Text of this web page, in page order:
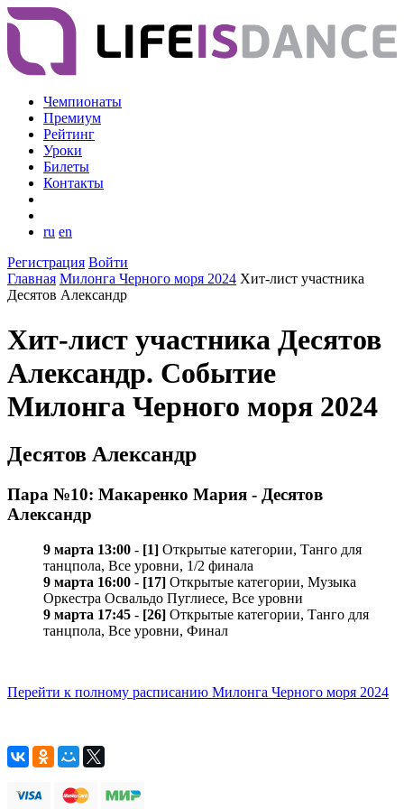
Чемпионаты
Премиум
Рейтинг
Уроки
Билеты
Контакты
ru en
Регистрация Войти
Главная Милонга Черного моря 2024 Хит-лист участника
Десятов Александр
Хит-лист участника Десятов
Александр. Событие
Милонга Черного моря 2024
Десятов Александр
Пара №10: Макаренко Мария - Десятов
Александр
9 марта 13:00 - [1] Открытые категории, Танго для
танцпола, Все уровни, 1/2 финала
9 марта 16:00 - [17] Открытые категории, Музыка
Оркестра Освальдо Пуглиесе, Все уровни
9 марта 17:45 - [26] Открытые категории, Танго для
танцпола, Все уровни, Финал
Перейти к полному расписанию Милонга Черного моря 2024